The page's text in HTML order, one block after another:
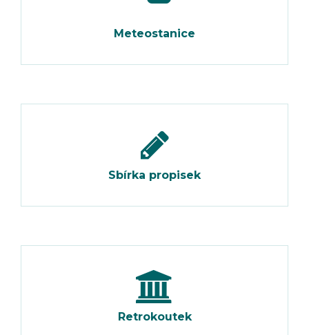
Meteostanice
Sbírka propisek
Retrokoutek